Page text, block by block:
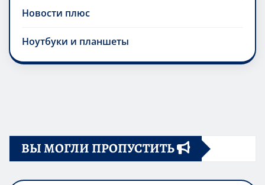
Новости плюс
Ноутбуки и планшеты
ВЫ МОГЛИ ПРОПУСТИТЬ